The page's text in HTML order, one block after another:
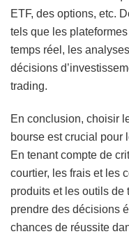
ETF, des options, etc.
tels que les
temps réel, les
décisions
trading.
En conclusion, choisir
bourse est crucial pour
En tenant compte de
courtier, les frais et les
produits et les outils
prendre des décisions
chances de réussite